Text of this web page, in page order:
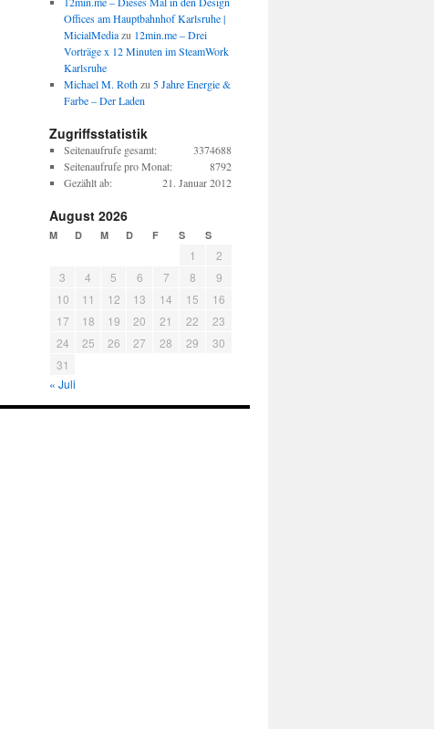
Offices am Hauptbahnhof Karlsruhe |
MicialMediazu 12min.me – Drei
Vorträge x 12 Minuten im SteamWork
Karlsruhe
Michael M. Rothzu 5 Jahre Energie &
Farbe – Der Laden
Zugriffsstatistik
3374688
Seitenaufrufe gesamt:
8792
Seitenaufrufe pro Monat:
21. Januar 2012
Gezählt ab:
August 2026
M D M D F S S
1
2
3
4 5 6 7 8
9
10
11 12 13 14 15
16
17
18 19 20 21 22
23
24
25 26 27 28 29
30
31
« Juli